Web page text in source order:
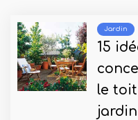
Jardin
15
le